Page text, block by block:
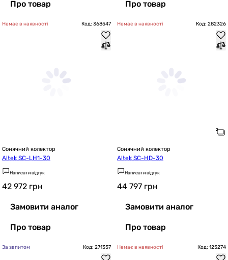
Про товар Про товар
Немає в наявності Код: 368547
Сонячний колектор
Altek SC-LH1-30
Написати відгук
42 972 грн
Замовити аналог
Про товар
Немає в наявності Код: 282326
Сонячний колектор
Altek SC-HD-30
Написати відгук
44 797 грн
Замовити аналог
Про товар
За запитом Код: 271357 Немає в наявності Код: 125274